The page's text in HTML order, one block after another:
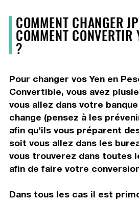
COMMENT CHANGER
COMMENT CONVERTIR
?
Pour changer vos Yen en
Convertible, vous avez
vous allez dans votre
change (pensez à les
afin qu'ils vous préparent
soit vous allez dans les
vous trouverez dans toutes
afin de faire votre
Dans tous les cas il est